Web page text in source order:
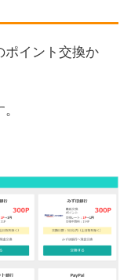
ポイント交換か